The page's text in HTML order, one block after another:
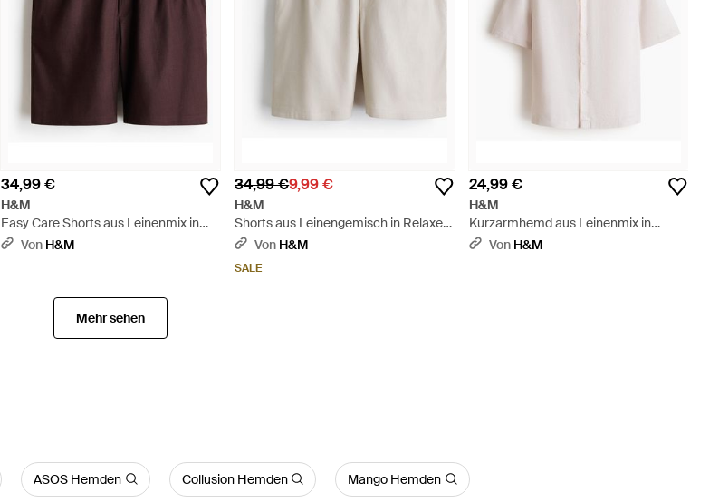
34,99 €
H&M
Easy Care Shorts aus Leinenmix in
Relaxed Fit - Braun
Von H&M
34,99 €9,99 €
H&M
Shorts aus Leinengemisch in Relaxed
Fit - Weiß
Von H&M
SALE
24,99 €
H&M
Kurzarmhemd aus Leinenmix in
Relaxed Fit - Weiß
Von H&M
Mehr sehen
ASOS Hemden Collusion Hemden Mango Hemden